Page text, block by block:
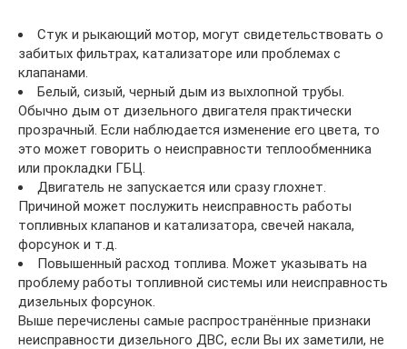
Стук и рыкающий мотор, могут свидетельствовать о
забитых фильтрах, катализаторе или проблемах с
клапанами.
Белый, сизый, черный дым из выхлопной трубы.
Обычно дым от дизельного двигателя практически
прозрачный. Если наблюдается изменение его цвета, то
это может говорить о неисправности теплообменника
или прокладки ГБЦ.
Двигатель не запускается или сразу глохнет.
Причиной может послужить неисправность работы
топливных клапанов и катализатора, свечей накала,
форсунок и т.д.
Повышенный расход топлива. Может указывать на
проблему работы топливной системы или неисправность
дизельных форсунок.
Выше перечислены самые распространённые признаки
неисправности дизельного ДВС, если Вы их заметили, не